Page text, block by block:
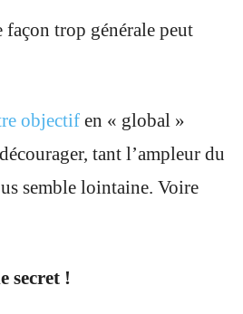
façon trop générale peut
objectif en « global »
tant l’ampleur du
semble lointaine. Voire
secret !